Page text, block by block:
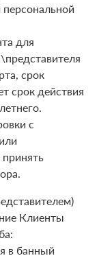
для
срок
срок действия
с
Клиенты
в банный